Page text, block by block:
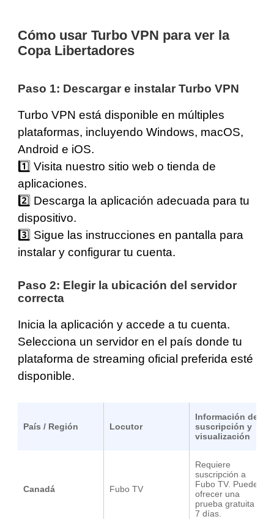
Cómo usar Turbo VPN para ver la
Copa Libertadores
Paso 1: Descargar e instalar Turbo VPN
Turbo VPN está disponible en múltiples
plataformas, incluyendo Windows, macOS,
Android e iOS.
1️⃣ Visita nuestro sitio web o tienda de
aplicaciones.
2️⃣ Descarga la aplicación adecuada para tu
dispositivo.
3️⃣ Sigue las instrucciones en pantalla para
instalar y configurar tu cuenta.
Paso 2: Elegir la ubicación del servidor
correcta
Inicia la aplicación y accede a tu cuenta.
Selecciona un servidoren el país donde tu
plataforma de streaming oficial preferida esté
disponible.
País / Región Locutor
Información de
suscripción y
visualización
Canadá Fubo TV
Requiere
suscripción a
Fubo TV. Puede
ofrecer una
prueba gratuita de
7 días.